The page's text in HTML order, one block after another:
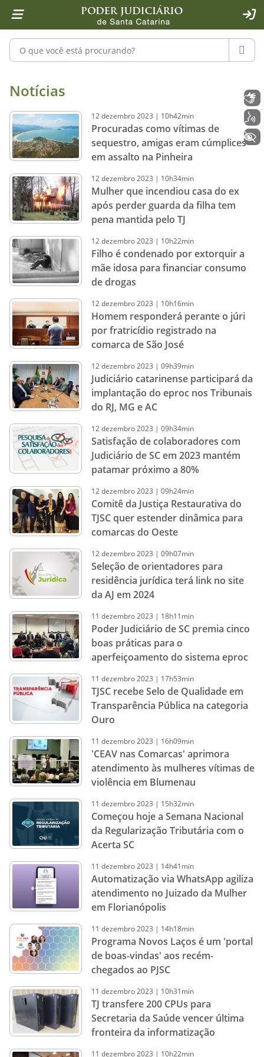
1 Ir para o conteúdo
2 Ir para a ferramenta de acessibilidade - Rybená
4 Ir para o menu principal
5 Ir para a pesquisa
6 Ir para o rodapé
7 Ir para a página inicial
Pesquisar no portal
Notícias - Imprensa - Poder
Notícias
12dezembro2023 | 10h42min
Procuradas como vítimas de
sequestro, amigas eram cúmplices
em assalto na Pinheira
12dezembro2023 | 10h34min
Mulher que incendiou casa do ex
após perder guarda da filha tem
pena mantida pelo TJ
12dezembro2023 | 10h22min
Filho é condenado por extorquir a
mãe idosa para financiar consumo
de drogas
12dezembro2023 | 10h16min
Homem responderá perante o júri
por fratricídio registrado na
comarca de São José
12dezembro2023 | 09h39min
Judiciário catarinense participará da
implantação do eproc nos Tribunais
do RJ, MG e AC
12dezembro2023 | 09h34min
Satisfação de colaboradores com
Judiciário de SC em 2023 mantém
patamar próximo a 80%
12dezembro2023 | 09h24min
Comitê da Justiça Restaurativa do
TJSC quer estender dinâmica para
comarcas do Oeste
12dezembro2023 | 09h07min
Seleção de orientadores para
residência jurídica terá link no site
da AJ em 2024
11 dezembro2023 | 18h11min
Poder Judiciário de SC premia cinco
boas práticas para o
aperfeiçoamento do sistema eproc
11 dezembro2023 | 17h53min
TJSC recebe Selo de Qualidade em
Transparência Pública na categoria
Ouro
11 dezembro2023 | 16h09min
'CEAV nas Comarcas' aprimora
atendimento às mulheres vítimas de
violência em Blumenau
11 dezembro2023 | 15h32min
Começou hoje a Semana Nacional
da Regularização Tributária com o
Acerta SC
11 dezembro2023 | 14h41min
Automatização via WhatsApp agiliza
atendimento no Juizado da Mulher
em Florianópolis
11 dezembro2023 | 14h18min
Programa Novos Laços é um 'portal
de boas-vindas' aos recém-
chegados ao PJSC
11 dezembro2023 | 10h31min
TJ transfere 200 CPUs para
Secretaria da Saúde vencer última
fronteira da informatização
11 dezembro2023 | 10h22min
+ Acessibilidade